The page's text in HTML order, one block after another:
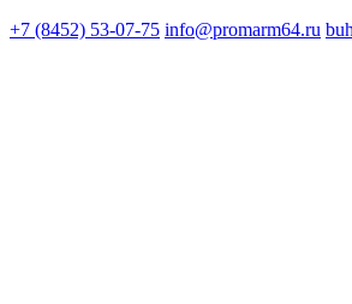
+7 (8452) 53-07-75 info@promarm64.ru